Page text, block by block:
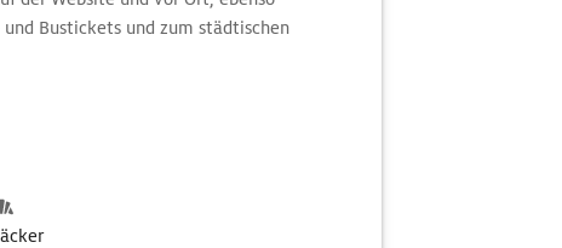
und Bustickets und zum städtischen